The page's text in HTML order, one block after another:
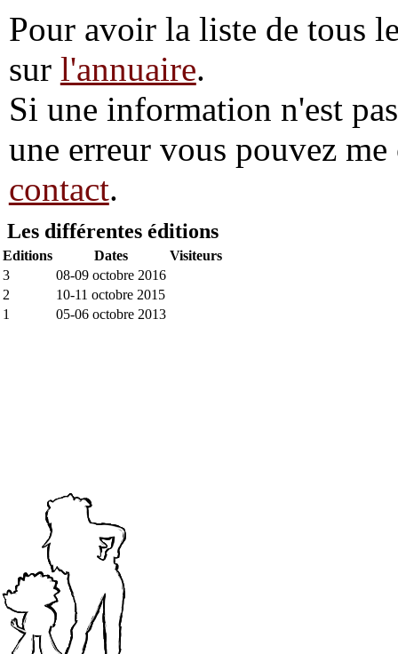
Pour avoir la liste de tous
sur l'annuaire.
Si une information n'est
une erreur vous pouvez
contact.
Les différentes éditions
Editions Dates
Visiteurs
3
08-09 octobre 2016
2
10-11 octobre 2015
1
05-06 octobre 2013